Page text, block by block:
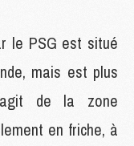
le PSG est situé
mais est plus
de la zone
en friche, à